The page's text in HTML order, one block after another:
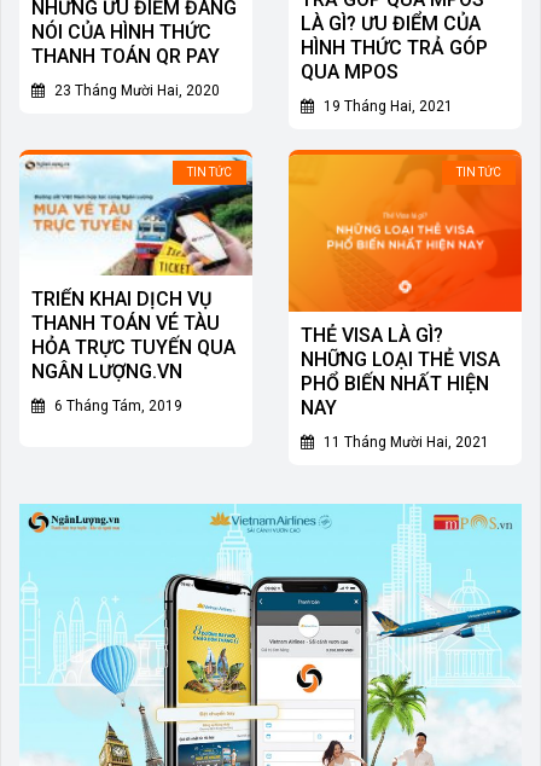
NHỮNG ƯU ĐIỂM ĐÁNG
NÓI CỦA HÌNH THỨC
THANH TOÁN QR PAY
23 Tháng Mười Hai, 2020
LÀ GÌ? ƯU ĐIỂM CỦA
HÌNH THỨC TRẢ GÓP
QUA MPOS
19 Tháng Hai, 2021
TIN TỨC
TRIỂN KHAI DỊCH VỤ
THANH TOÁN VÉ TÀU
HỎA TRỰC TUYẾN QUA
NGÂN LƯỢNG.VN
6 Tháng Tám, 2019
TIN TỨC
THẺ VISA LÀ GÌ?
NHỮNG LOẠI THẺ VISA
PHỔ BIẾN NHẤT HIỆN
NAY
11 Tháng Mười Hai, 2021